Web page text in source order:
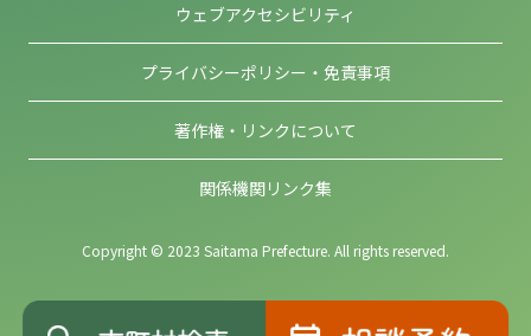
ウェブアクセシビリティ
プライバシーポリシー・免責事項
著作権・リンクについて
関係機関リンク集
Copyright © 2023 Saitama Prefecture. All rights reserved.